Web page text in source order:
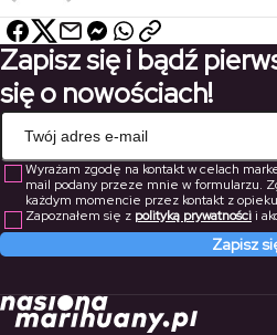
Zapisz się i bądź
się o nowościach!
Wyrażam zgodę na kontakt w celach
mail podany przeze mnie w formularzu.
każdym momencie przez kontakt z
Zapoznałem się z polityką prywatnościi
Zapisz